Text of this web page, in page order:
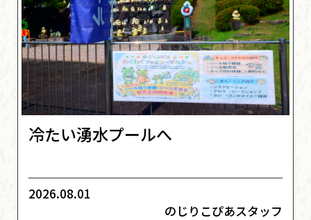
冷たい湧水プールへ
2026.08.01
のじりこぴあスタッフ